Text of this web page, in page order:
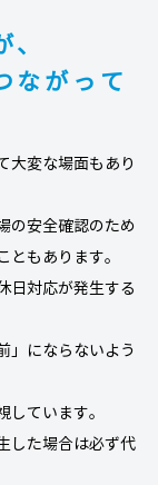
、
ながって
大変な場面もあり
の安全確認のため
ともあります。
日対応が発生する
」にならないよう
しています。
した場合は必ず代